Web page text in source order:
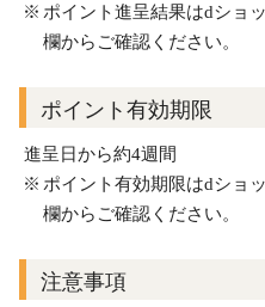
ポイント進呈結果はdショ
欄からご確認ください。
ポイント有効期限
進呈日から約4週間
ポイント有効期限はdショ
欄からご確認ください。
注意事項